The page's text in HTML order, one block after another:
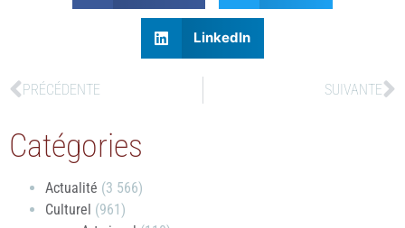
LinkedIn
PRÉCÉDENTE SUIVANTE
Catégories
Actualité (3 566)
Culturel (961)